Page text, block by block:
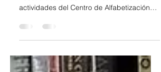
Consulte el último número de GET LIT,
actividades del Centro de Alfabetización
de Washington...